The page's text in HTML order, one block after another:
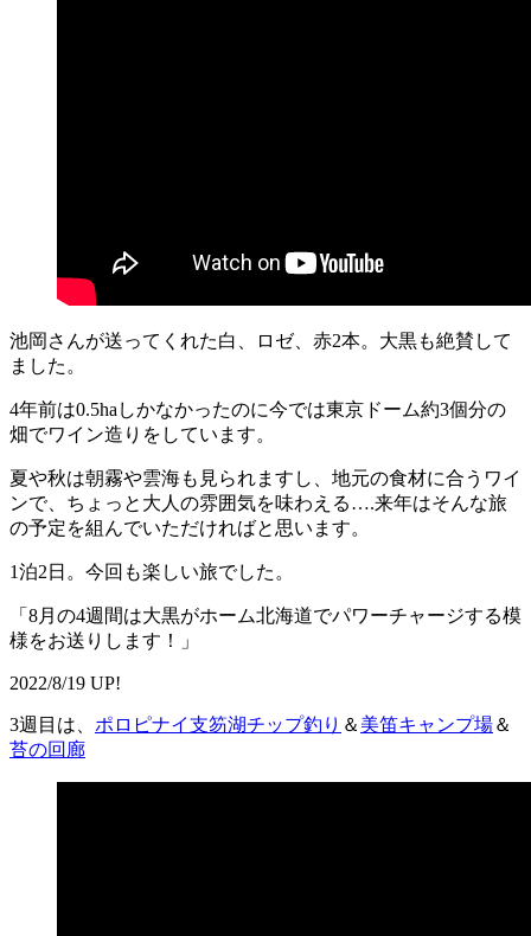
池岡さんが送ってくれた白、ロゼ、赤2本。大黒も絶賛して
ました。
4年前は0.5haしかなかったのに今では東京ドーム約3個分の
畑でワイン造りをしています。
夏や秋は朝霧や雲海も見られますし、地元の食材に合うワイ
ンで、ちょっと大人の雰囲気を味わえる….来年はそんな旅
の予定を組んでいただければと思います。
1泊2日。今回も楽しい旅でした。
「8月の4週間は大黒がホーム北海道でパワーチャージする模
様をお送りします！」
2022/8/19 UP!
3週目は、 ポロピナイ支笏湖チップ釣り ＆ 美笛キャンプ場＆
苔の回廊